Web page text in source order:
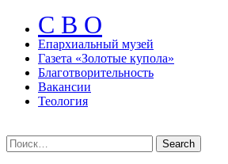
С В О
Епархиальный музeй
Газета «Золотые купола»
Благотворительность
Вакансии
Теология